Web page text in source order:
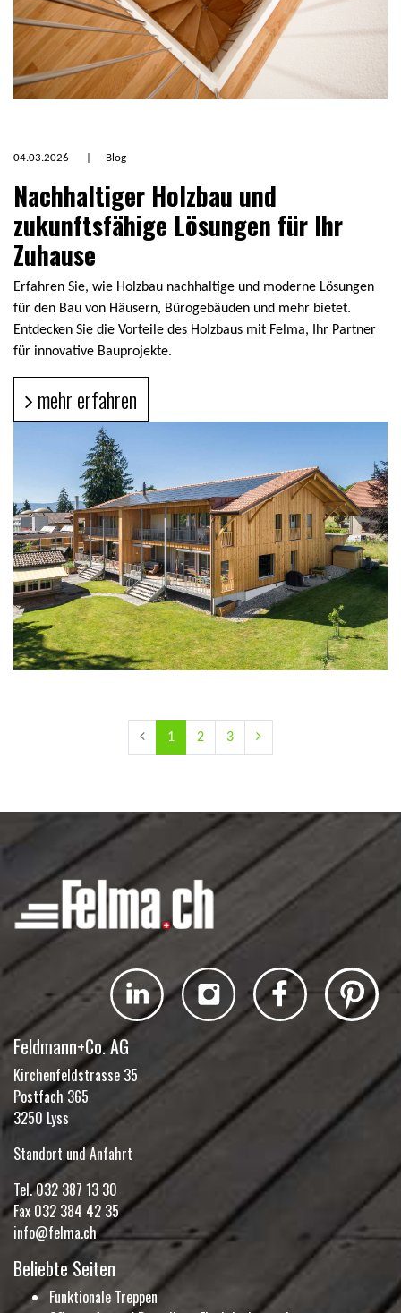
04.03.2026 Blog
Nachhaltiger Holzbau und
zukunftsfähige Lösungen für Ihr
Zuhause
Erfahren Sie, wie Holzbau nachhaltige und moderne Lösungen
für den Bau von Häusern, Bürogebäuden und mehr bietet.
Entdecken Sie die Vorteile des Holzbaus mit Felma, Ihr Partner
für innovative Bauprojekte.
mehr erfahren
1 2 3
Feldmann+Co. AG
Kirchenfeldstrasse 35
Postfach 365
3250 Lyss
Standort und Anfahrt
Tel.032 387 13 30
Fax 032 384 42 35
info@felma.ch
Beliebte Seiten
Funktionale Treppen